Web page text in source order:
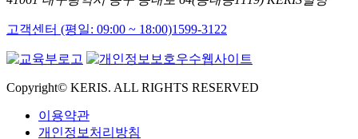
고객센터 (평일: 09:00 ~ 18:00)1599-3122
Copyright© KERIS. ALL RIGHTS RESERVED
이용약관
개인정보처리방침